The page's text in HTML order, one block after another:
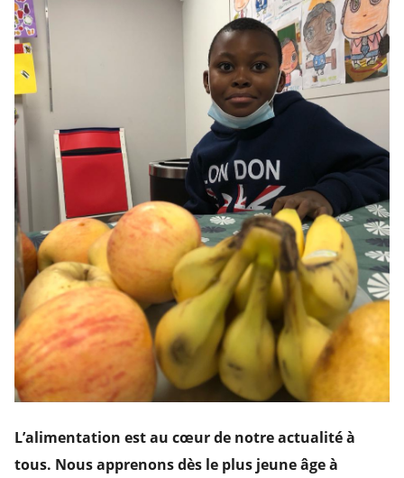
L’alimentation est au cœur de notre actualité à
tous. Nous apprenons dès le plus jeune âge à